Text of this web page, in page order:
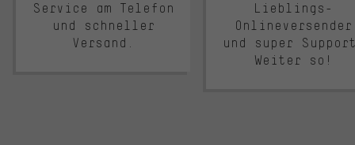
Service am Telefon
und schneller
Versand.
Lieblings-
Onlineversender
und super
Weiter so!